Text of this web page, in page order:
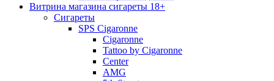
Витрина магазина сигареты 18+
Cигареты
SPS Cigaronne
Сigaronne
Tattoo by Cigaronne
Center
AMG